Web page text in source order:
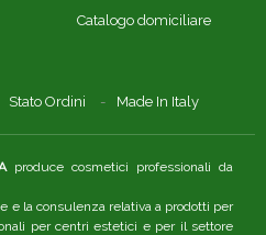
Catalogo domiciliare
Stato Ordini Made In Italy
produce cosmetici professionali da
e la consulenza relativa a prodotti per
per centri estetici e per il settore